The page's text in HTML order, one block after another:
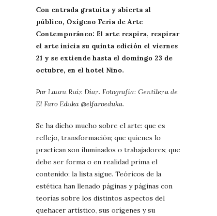
Con entrada gratuita y abierta al
público, Oxígeno Feria de Arte
Contemporáneo: El arte respira, respirar
el arte inicia su quinta edición el viernes
21 y se extiende hasta el domingo 23 de
octubre, en el hotel Nino.
Por Laura Ruiz Díaz. Fotografía: Gentileza de
El Faro Eduka @elfaroeduka.
Se ha dicho mucho sobre el arte: que es
reflejo, transformación; que quienes lo
practican son iluminados o trabajadores; que
debe ser forma o en realidad prima el
contenido; la lista sigue. Teóricos de la
estética han llenado páginas y páginas con
teorías sobre los distintos aspectos del
quehacer artístico, sus orígenes y su